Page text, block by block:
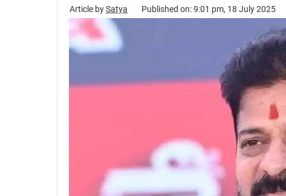
Article bySatya Published on: 9:01 pm, 18 July 2025